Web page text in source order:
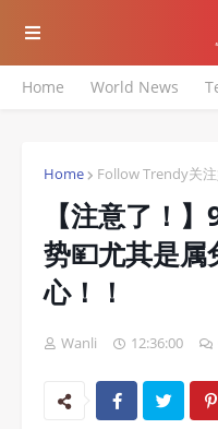
Home World News
Home Follow Trendy关
【注意了！
势💴尤其是属
心！！
Wanli 12:36:00